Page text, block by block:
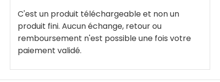
C'est un produit téléchargeable et non un
produit fini. Aucun échange, retour ou
remboursement n'est possible une fois votre
paiement validé.